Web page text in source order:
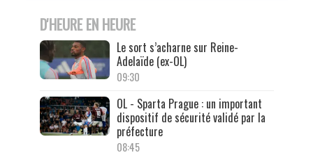
D'HEURE EN HEURE
Le sort s’acharne sur Reine-
Adelaïde (ex-OL)
09:30
OL - Sparta Prague : un important
dispositif de sécurité validé par la
préfecture
08:45